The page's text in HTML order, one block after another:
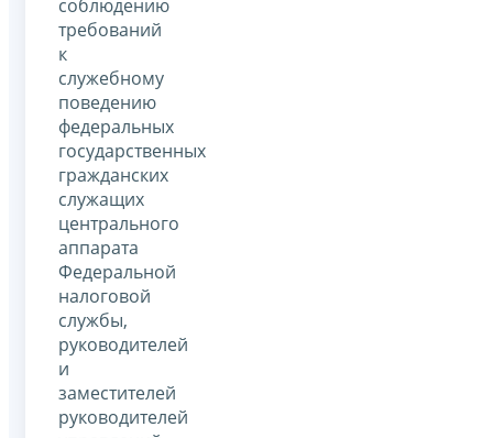
соблюдению
требований
к
служебному
поведению
федеральных
государственных
гражданских
служащих
центрального
аппарата
Федеральной
налоговой
службы,
руководителей
и
заместителей
руководителей